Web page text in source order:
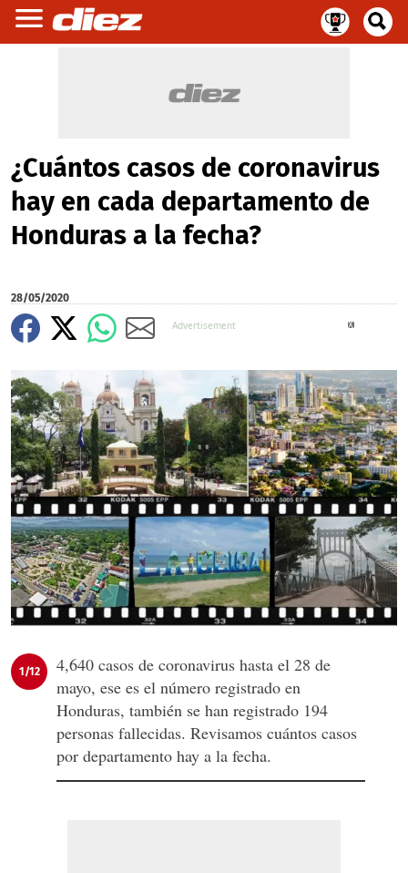
¿Cuántos casos de coronavirus
hay en cada departamento de
Honduras a la fecha?
28/05/2020
1/12
4,640 casos de coronavirus hasta el 28 de
mayo, ese es el número registrado en
Honduras, también se han registrado 194
personas fallecidas. Revisamos cuántos casos
por departamento hay a la fecha.
X